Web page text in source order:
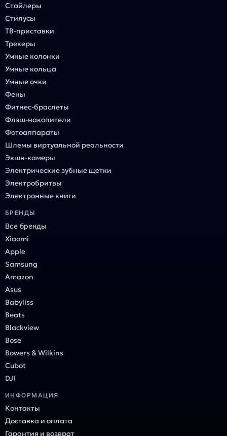
Стайлеры
Стилусы
ТВ-приставки
Трекеры
Умные колонки
Умные кольца
Умные очки
Фены
Фитнес-браслеты
Флэш-накопители
Фотоаппараты
Шлемы виртуальной реальности
Экшн-камеры
Электрические зубные щетки
Электробритвы
Электронные книги
БРЕНДЫ
Все бренды
Xiaomi
Apple
Samsung
Amazon
Asus
Babyliss
Beats
Blackview
Bose
Bowers & Wilkins
Cubot
DJI
ИНФОРМАЦИЯ
Контакты
Доставка и оплата
Гарантия и возврат